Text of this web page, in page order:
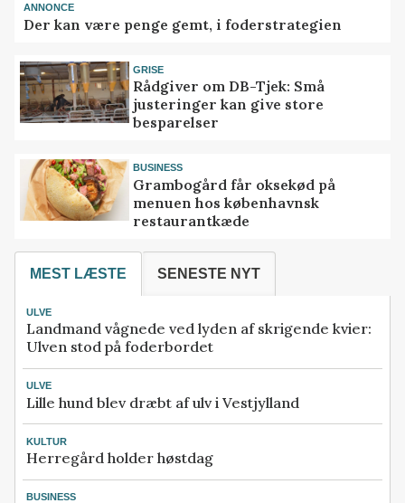
ANNONCE
Der kan være penge gemt, i foderstrategien
GRISE
Rådgiver om DB-Tjek: Små
justeringer kan give store
besparelser
BUSINESS
Grambogård får oksekød på
menuen hos københavnsk
restaurantkæde
MEST LÆSTE SENESTE NYT
ULVE
Landmand vågnede ved lyden af skrigende kvier:
Ulven stod på foderbordet
ULVE
Lille hund blev dræbt af ulv i Vestjylland
KULTUR
Herregård holder høstdag
BUSINESS